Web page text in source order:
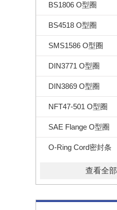
BS1806 O型圈
BS4518 O型圈
SMS1586 O型圈
DIN3771 O型圈
DIN3869 O型圈
NFT47-501 O型圈
SAE Flange O型圈
O-Ring Cord密封条
查看全部